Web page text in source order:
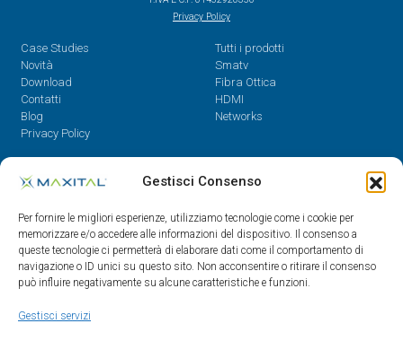
Gestisci Consenso
Per fornire le migliori esperienze, utilizziamo tecnologie come i cookie per
memorizzare e/o accedere alle informazioni del dispositivo. Il consenso a
queste tecnologie ci permetterà di elaborare dati come il comportamento di
navigazione o ID unici su questo sito. Non acconsentire o ritirare il consenso
può influire negativamente su alcune caratteristiche e funzioni.
Gestisci servizi
Privacy Policy
Case Studies
Novità
Download
Contatti
Blog
Privacy Policy
Tutti i prodotti
Smatv
Fibra Ottica
HDMI
Networks
Contatti
08.30 - 12.30 / 14 - 18
0522/909701
0522/909748